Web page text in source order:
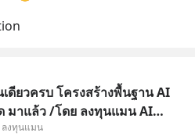
ดียวครบ โครงสร้างพื้นฐาน AI
มาแล้ว /โดย ลงทุนแมน AI
คือช่วงเวลาที่เทคโนโลยีปัญญา
งทุนแมน